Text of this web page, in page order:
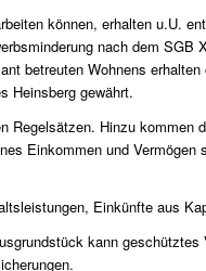
können, erhalten u.U.
nach dem
betreuten Wohnens
Heinsberg gewährt.
Hinzu kommen
Einkommen und Vermögen
Einkünfte aus
kann